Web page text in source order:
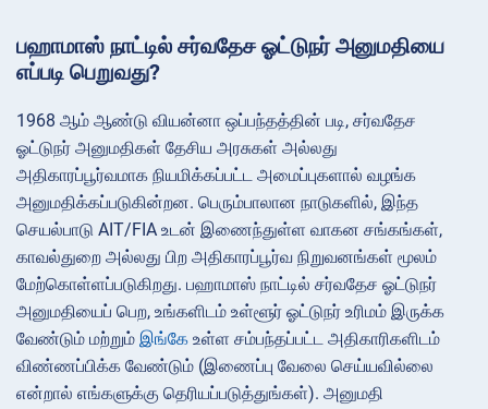
பஹாமாஸ் நாட்டில் சர்வதேச ஓட்டுநர் அனுமதியை
எப்படி பெறுவது?
1968 ஆம் ஆண்டு வியன்னா ஒப்பந்தத்தின் படி, சர்வதேச
ஓட்டுநர் அனுமதிகள் தேசிய அரசுகள் அல்லது
அதிகாரப்பூர்வமாக நியமிக்கப்பட்ட அமைப்புகளால் வழங்க
அனுமதிக்கப்படுகின்றன. பெரும்பாலான நாடுகளில், இந்த
செயல்பாடு AIT/FIA உடன் இணைந்துள்ள வாகன சங்கங்கள்,
காவல்துறை அல்லது பிற அதிகாரப்பூர்வ நிறுவனங்கள் மூலம்
மேற்கொள்ளப்படுகிறது. பஹாமாஸ் நாட்டில் சர்வதேச ஓட்டுநர்
அனுமதியைப் பெற, உங்களிடம் உள்ளூர் ஓட்டுநர் உரிமம் இருக்க
வேண்டும் மற்றும் இங்கே உள்ள சம்பந்தப்பட்ட அதிகாரிகளிடம்
விண்ணப்பிக்க வேண்டும் (இணைப்பு வேலை செய்யவில்லை
என்றால் எங்களுக்கு தெரியப்படுத்துங்கள்). அனுமதி